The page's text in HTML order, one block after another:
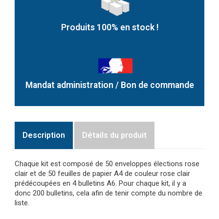
Produits 100% en stock !
Mandat administration / Bon de commande
Description Détails du produit
Chaque kit est composé de 50 enveloppes élections rose
clair et de 50 feuilles de papier A4 de couleur rose clair
prédécoupées en 4 bulletins A6. Pour chaque kit, il y a
donc 200 bulletins, cela afin de tenir compte du nombre de
liste.